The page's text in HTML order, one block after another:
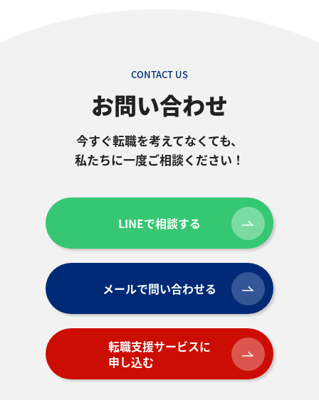
CONTACT US
お問い合わせ
今すぐ転職を考えてなくても、
私たちに一度ご相談ください！
LINEで相談する
メールで問い合わせる
転職支援サービスに
申し込む